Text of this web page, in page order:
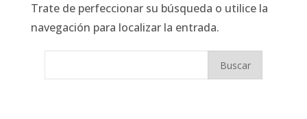
Trate de perfeccionar su búsqueda o utilice la
navegación para localizar la entrada.